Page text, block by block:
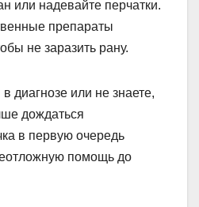
или надевайте перчатки.
препараты
не заразить рану.
диагнозе или не знаете,
дождаться
в первую очередь
помощь до